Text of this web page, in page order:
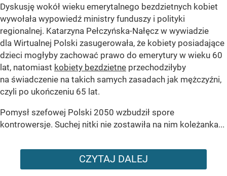
Dyskusję wokół wieku emerytalnego bezdzietnych kobiet
wywołała wypowiedź ministry funduszy i polityki
regionalnej. Katarzyna Pełczyńska-Nałęcz w wywiadzie
dla Wirtualnej Polski zasugerowała, że kobiety posiadające
dzieci mogłyby zachować prawo do emerytury w wieku 60
lat, natomiast kobiety bezdzietne przechodziłyby
na świadczenie na takich samych zasadach jak mężczyźni,
czyli po ukończeniu 65 lat.
Pomysł szefowej Polski 2050 wzbudził spore
kontrowersje. Suchej nitki nie zostawiła na nim koleżanka...
CZYTAJ DALEJ